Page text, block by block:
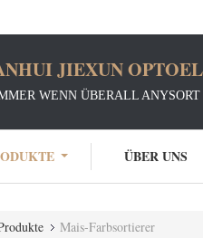
JIEXUN
WENN ÜBERALL ANYSORT
ÜBER UNS
Mais-Farbsortierer